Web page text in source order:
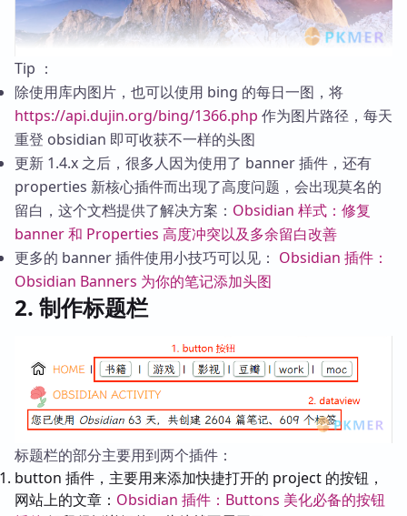
Tip ：
除使用库内图片，也可以使用 bing 的每日一图，将
https://api.dujin.org/bing/1366.php 作为图片路径，每天
重登 obsidian 即可收获不一样的头图
更新 1.4.x 之后，很多人因为使用了 banner 插件，还有
properties 新核心插件而出现了高度问题，会出现莫名的
留白，这个文档提供了解决方案： Obsidian 样式：修复
banner 和 Properties 高度冲突以及多余留白改善
更多的 banner 插件使用小技巧可以见： Obsidian 插件：
Obsidian Banners 为你的笔记添加头图
2. 制作标题栏
标题栏的部分主要用到两个插件：
button 插件，主要用来添加快捷打开的 project 的按钮，
网站上的文章： Obsidian 插件：Buttons 美化必备的按钮